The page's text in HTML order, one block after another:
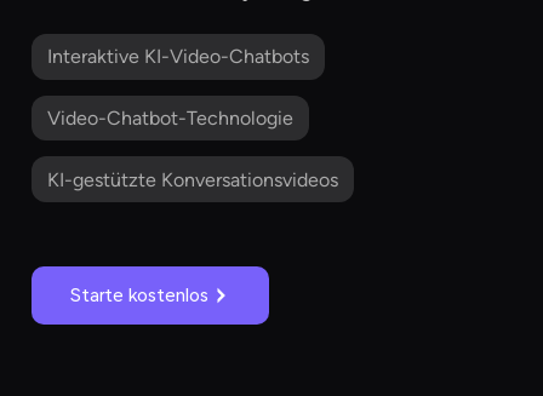
Interaktive KI-Video-Chatbots
Video-Chatbot-Technologie
KI-gestützte Konversationsvideos
Starte kostenlos